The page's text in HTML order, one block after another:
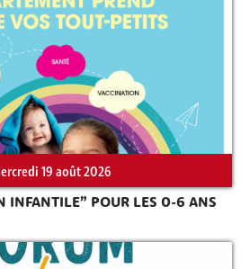
19 août 2026
INFANTILE” POUR LES 0-6 ANS